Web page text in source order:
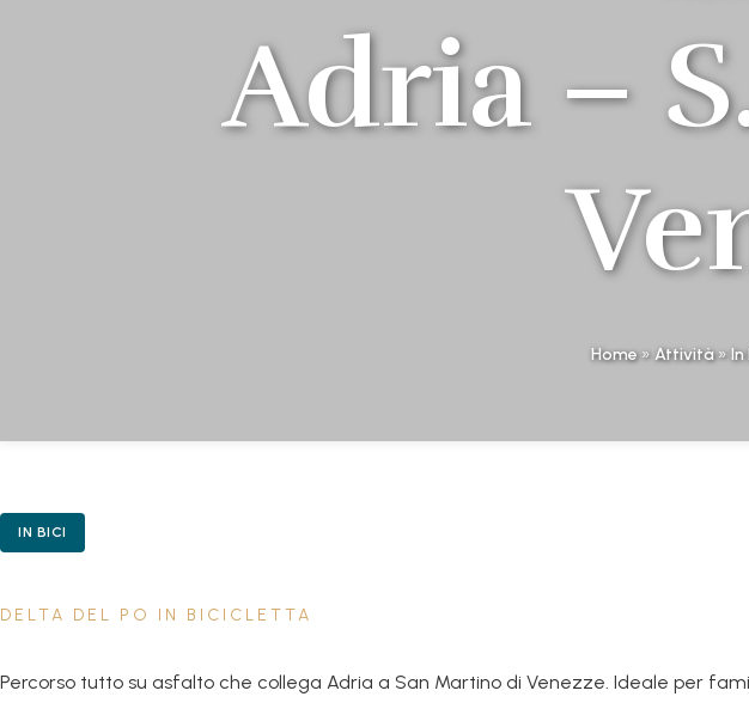
Adria –
Home» Attività» In
IN BICI
DELTA DEL PO IN BICICLETTA
Percorso tutto su asfalto che collega Adria a San Martino di Venezze. Ideale per